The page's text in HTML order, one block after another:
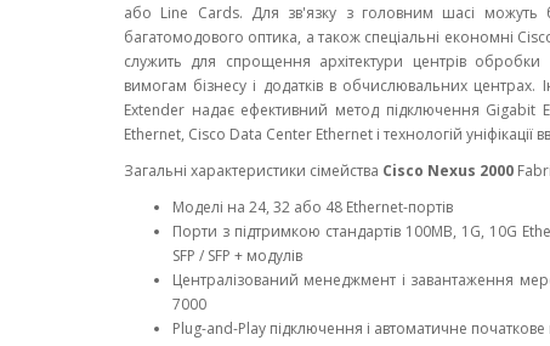
або Line Cards. Для зв'язку з головним шасі можуть
багатомодового оптика, а також спеціальні економні
служить для спрощення архітектури центрів
вимогам бізнесу і додатків в обчислювальних
Extender надає ефективний метод підключення
Ethernet, Cisco Data Center Ethernet і технологій уніфікації
Загальні характеристики сімейства Cisco Nexus 2000
Моделі на 24, 32 або 48 Ethernet-портів
Порти з підтримкою стандартів 100MB, 1G, 10G
SFP / SFP + модулів
Централізований менеджмент і завантаження
7000
Plug-and-Play підключення і автоматичне початкове